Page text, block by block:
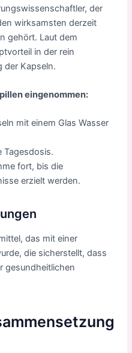
der
wirksamsten derzeit
gehört. Laut dem
in der rein
der Kapseln.
eingenommen:
mit einem Glas Wasser
Tagesdosis.
fort, bis die
erzielt werden.
das mit einer
die sicherstellt, dass
gesundheitlichen